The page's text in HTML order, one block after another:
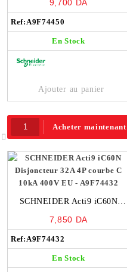
10kA 400V EU – A9F74450
9,700 DA
Ref: A9F74450
En Stock
Ajouter au panier
Acheter maintenant
SCHNEIDER Acti9 iC60N
10kA 400V EU – A9F74432
7,850 DA
Ref:A9F74432
En Stock